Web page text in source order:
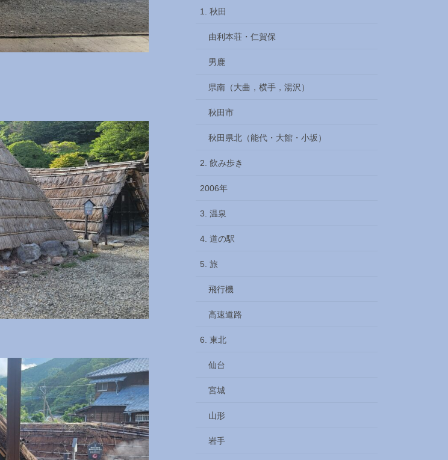
1. 秋田
由利本荘・仁賀保
男鹿
県南（大曲，横手，湯沢）
秋田市
秋田県北（能代・大館・小坂）
2. 飲み歩き
2006年
3. 温泉
4. 道の駅
5. 旅
飛行機
高速道路
6. 東北
仙台
宮城
山形
岩手